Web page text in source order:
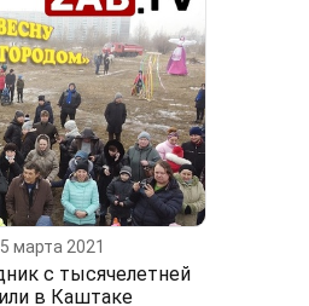
марта 2021
с тысячелетней
в Каштаке